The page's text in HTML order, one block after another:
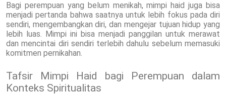
Bagi perempuan yang belum menikah, mimpi haid juga bisa
menjadi pertanda bahwa saatnya untuk lebih fokus pada diri
sendiri, mengembangkan diri, dan mengejar tujuan hidup yang
lebih luas. Mimpi ini bisa menjadi panggilan untuk merawat
dan mencintai diri sendiri terlebih dahulu sebelum memasuki
komitmen pernikahan.
Tafsir Mimpi Haid bagi Perempuan dalam
Konteks Spiritualitas